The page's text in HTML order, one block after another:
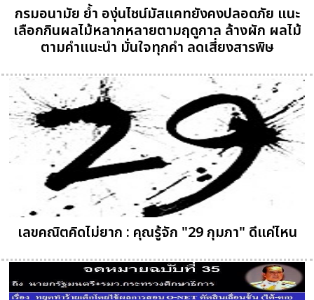
กรมอนามัย ย้ำ องุ่นไชน์มัสแคทยังคงปลอดภัย แนะ
เลือกกินผลไม้หลากหลายตามฤดูกาล ล้างผัก ผลไม้
ตามคำแนะนำ มั่นใจทุกคำ ลดเสี่ยงสารพิษ
เลขคณิตคิดไม่ยาก : คุณรู้จัก "29 กุมภา" ดีแค่ไหน